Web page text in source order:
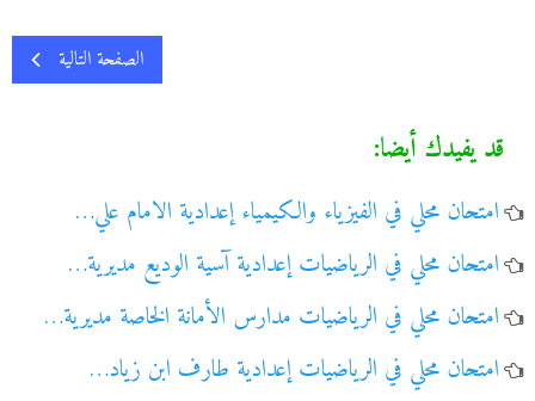
الصفحة التالية
قد يفيدك أيضا:
امتحان محلي في الفيزياء والكيمياء إعدادية الامام علي…
امتحان محلي في الرياضيات إعدادية آسية الوديع مديرية…
امتحان محلي في الرياضيات مدارس الأمانة الخاصة مديرية…
امتحان محلي في الرياضيات إعدادية طارف ابن زياد…